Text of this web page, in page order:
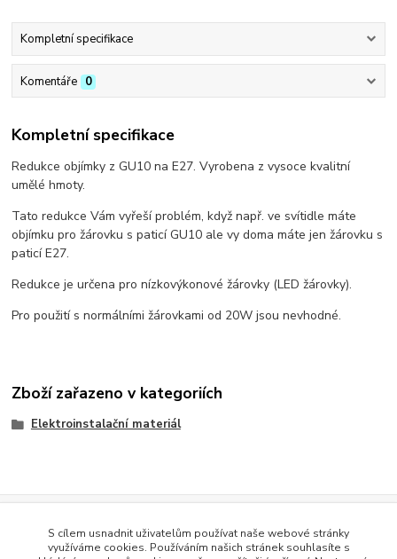
Kompletní specifikace
Komentáře 0
Kompletní specifikace
Redukce objímky z GU10 na E27. Vyrobena z vysoce kvalitní
umělé hmoty.
Tato redukce Vám vyřeší problém, když např. ve svítidle máte
objímku pro žárovku s paticí GU10 ale vy doma máte jen žárovku s
paticí E27.
Redukce je určena pro nízkovýkonové žárovky (LED žárovky).
Pro použití s normálními žárovkami od 20W jsou nevhodné.
Zboží zařazeno v kategoriích
Elektroinstalační materiál
Evidence Tržeb
Podle zákona o evidenci tržeb je prodávající povinen vystavit
kupujícímu účtenku. Zároveň je povinen zaevidovat přijatou tržbu u
S cílem usnadnit uživatelům používat naše webové stránky
využíváme cookies. Používáním našich stránek souhlasíte s